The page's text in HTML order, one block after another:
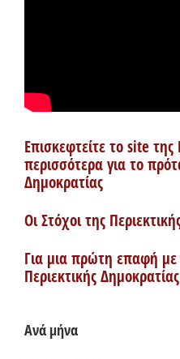
Επισκεφτείτε το site
περισσότερα για το
Δημοκρατίας
Οι Στόχοι της
Για μια πρώτη επαφή
Περιεκτικής Δημοκρατίας
Ανά μήνα